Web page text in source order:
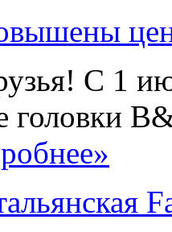
С 1
головки